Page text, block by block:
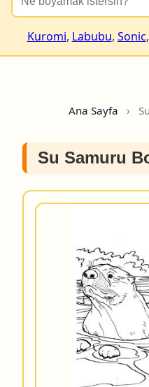
Kuromi, Labubu, Sonic,
Ana Sayfa ›
Su Samuru